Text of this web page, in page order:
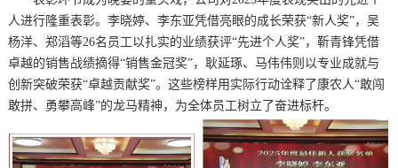
人进行隆重表彰。李晓婷、李东亚凭借亮眼的成长荣获“新人奖”，吴
杨洋、郑滔等26名员工以扎实的业绩获评“先进个人奖”，靳青锋凭借
卓越的销售战绩摘得“销售金冠奖”，耿延琢、马伟伟则以专业成就与
创新突破荣获“卓越贡献奖”。这些榜样用实际行动诠释了康农人“敢闯
敢拼、勇攀高峰”的龙马精神，为全体员工树立了奋进标杆。